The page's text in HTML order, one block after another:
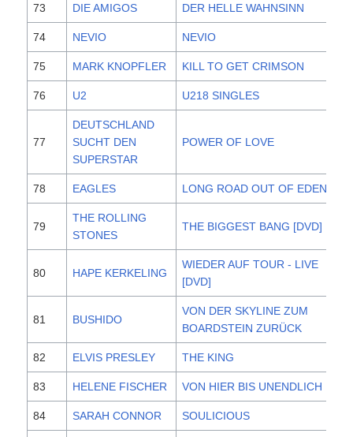
73 DIE AMIGOS DER HELLE WAHNSINN
74 NEVIO NEVIO
75 MARK KNOPFLER KILL TO GET CRIMSON
76 U2 U218 SINGLES
77
DEUTSCHLAND
SUCHT DEN
SUPERSTAR
POWER OF LOVE
78 EAGLES LONG ROAD OUT OF EDEN
79
THE ROLLING
STONES
THE BIGGEST BANG [DVD]
80 HAPE KERKELING
WIEDER AUF TOUR - LIVE
[DVD]
81 BUSHIDO
VON DER SKYLINE ZUM
BOARDSTEIN ZURÜCK
82 ELVIS PRESLEY THE KING
83 HELENE FISCHER VON HIER BIS UNENDLICH
84 SARAH CONNOR SOULICIOUS